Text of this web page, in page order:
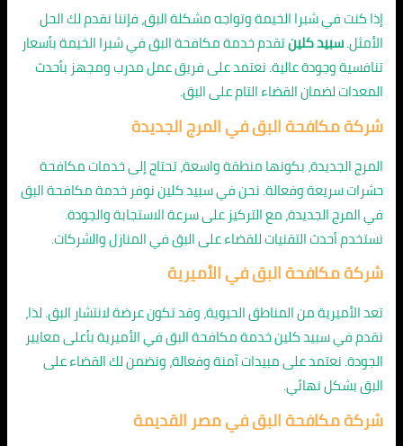
إذا كنت في شبرا الخيمة وتواجه مشكلة البق، فإننا نقدم لك الحل
الأمثل.سبيد كلينتقدم خدمة مكافحة البق في شبرا الخيمة بأسعار
تنافسية وجودة عالية. نعتمد على فريق عمل مدرب ومجهز بأحدث
المعدات لضمان القضاء التام على البق.
شركة مكافحة البق في المرج الجديدة
المرج الجديدة، بكونها منطقة واسعة، تحتاج إلى خدمات مكافحة
حشرات سريعة وفعالة. نحن في سبيد كلين نوفر خدمة مكافحة البق
في المرج الجديدة، مع التركيز على سرعة الاستجابة والجودة.
نستخدم أحدث التقنيات للقضاء على البق في المنازل والشركات.
شركة مكافحة البق في الأميرية
تعد الأميرية من المناطق الحيوية، وقد تكون عرضة لانتشار البق. لذا،
نقدم في سبيد كلين خدمة مكافحة البق في الأميرية بأعلى معايير
الجودة. نعتمد على مبيدات آمنة وفعالة، ونضمن لك القضاء على
البق بشكل نهائي.
شركة مكافحة البق في مصر القديمة